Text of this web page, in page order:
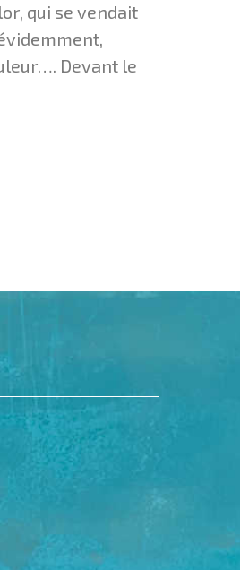
qui se vendait
Devant le